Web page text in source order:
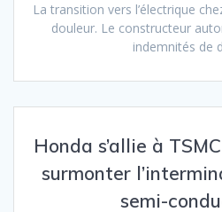
La transition vers l’électrique
douleur. Le constructeur
indemnités de
Honda s’allie à
surmonter
semi-